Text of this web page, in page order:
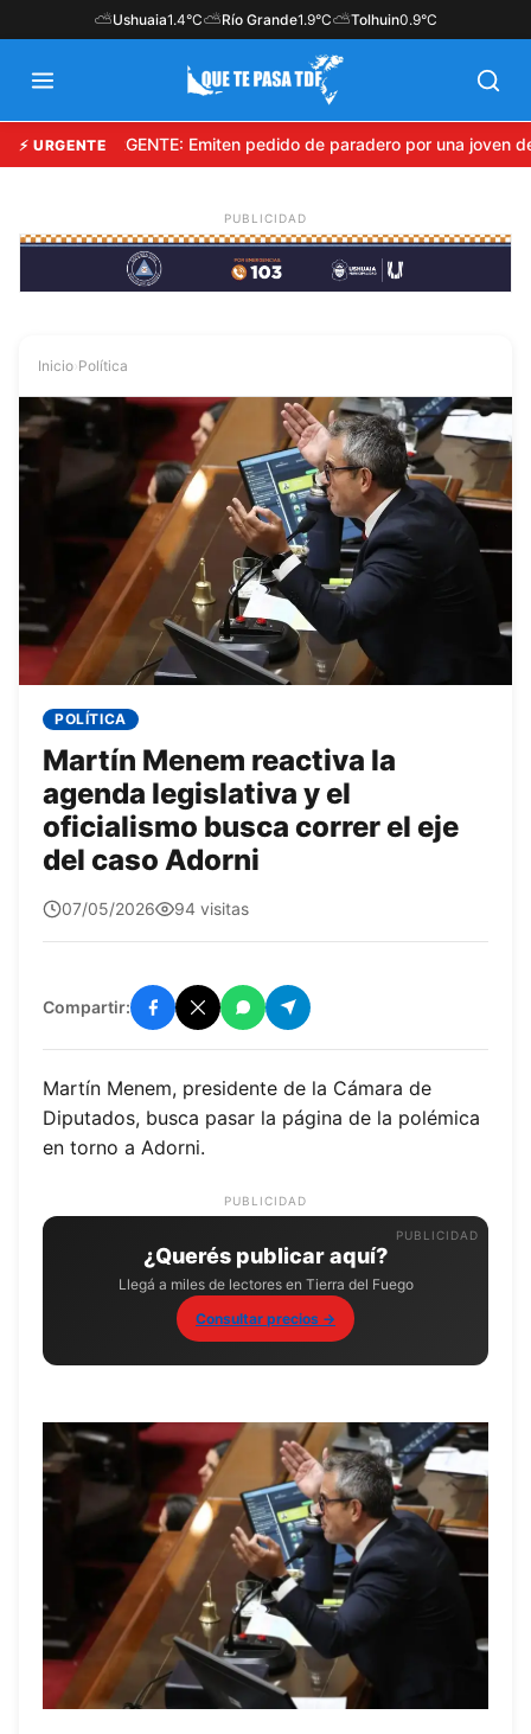
⛅Ushuaia1.4°C⛅Río Grande1.9°C⛅Tolhuin0.9°C
⚡ URGENTEURGENTE: Emiten pedido de paradero por una joven
Inicio Política
POLÍTICA
Martín Menem reactiva la
agenda legislativa y el
oficialismo busca correr el eje
del caso Adorni
quetepasa1
07/05/2026 94 visitas
Compartir:
Martín Menem, presidente de la Cámara de
Diputados, busca pasar la página de la polémica
en torno a Adorni.
PUBLICIDAD
¿Querés publicar aquí?
Llegá a miles de lectores en Tierra del Fuego
Consultar precios →